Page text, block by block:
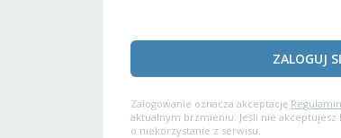
ZALOGUJ
Zalogowanie oznacza akceptację
aktualnym brzmieniu. Jeśli nie akceptujesz
o niekorzystanie z serwisu.